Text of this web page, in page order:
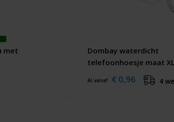
met
Dombay waterdicht
telefoonhoesje maat XL
Al vanaf € 0,96 4